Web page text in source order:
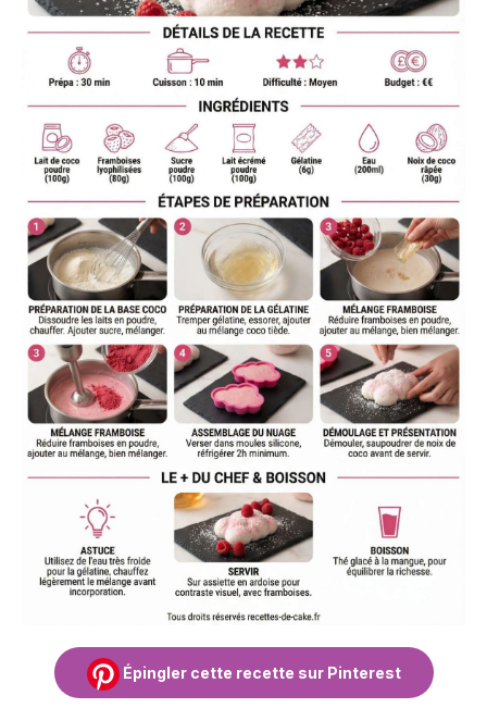
Épingler cette recette sur Pinterest